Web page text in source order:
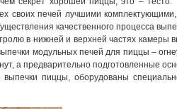
своих печей лучшими
качественного процесса
в нижней и верхней частях
модульных печей для пиццы –
а предварительно подготовленные
пиццы, оборудованы